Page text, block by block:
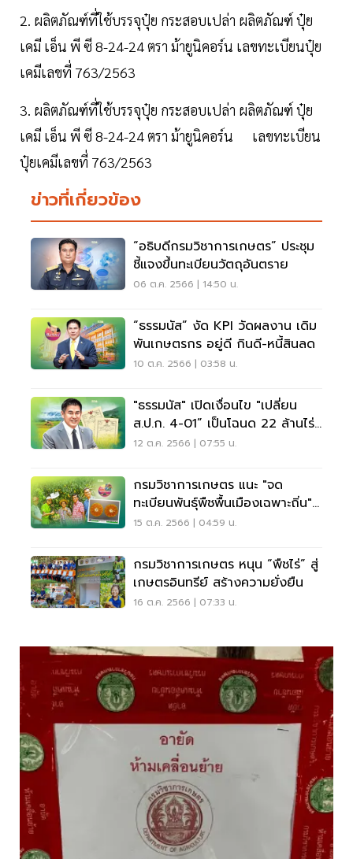
2. ผลิตภัณฑ์ที่ใช้บรรจุปุ๋ย กระสอบเปล่า ผลิตภัณฑ์ ปุ๋ย
เคมี เอ็น พี ซี 8-24-24 ตรา ม้ายูนิคอร์น เลขทะเบียนปุ๋ย
เคมีเลขที่ 763/2563
3. ผลิตภัณฑ์ที่ใช้บรรจุปุ๋ย กระสอบเปล่า ผลิตภัณฑ์ ปุ๋ย
เคมี เอ็น พี ซี 8-24-24 ตรา ม้ายูนิคอร์น เลขทะเบียน
ปุ๋ยเคมีเลขที่ 763/2563
ข่าวที่เกี่ยวข้อง
“อธิบดีกรมวิชาการเกษตร” ประชุม
ชี้แจงขึ้นทะเบียนวัตถุอันตราย
06 ต.ค. 2566 | 14:50 น.
“ธรรมนัส” งัด KPI วัดผลงาน เดิม
พันเกษตรกร อยู่ดี กินดี-หนี้สินลด
10 ต.ค. 2566 | 03:58 น.
"ธรรมนัส" เปิดเงื่อนไข "เปลี่ยน
ส.ป.ก. 4-01” เป็นโฉนด 22 ล้านไร่
ได้เฮ
12 ต.ค. 2566 | 07:55 น.
กรมวิชาการเกษตร แนะ "จด
ทะเบียนพันธุ์พืชพื้นเมืองเฉพาะถิ่น"
เพิ่มมูลค่า ศก.
15 ต.ค. 2566 | 04:59 น.
กรมวิชาการเกษตร หนุน “พืชไร่” สู่
เกษตรอินทรีย์ สร้างความยั่งยืน
16 ต.ค. 2566 | 07:33 น.